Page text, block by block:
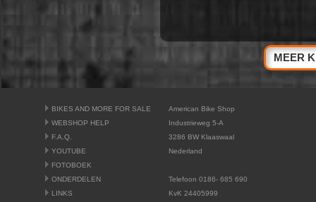
MEER
BIKES AND MORE FOR SALE
WEBSHOP HELP
F.A.Q.
YOUTUBE
FOTOBOEK
ONDERDELEN
LINKS
American Bike Shop
Industrieweg 5-A
3286 BW Klaaswaal
Nederland
Telefoon 0186- 685 690
KvK 24405999